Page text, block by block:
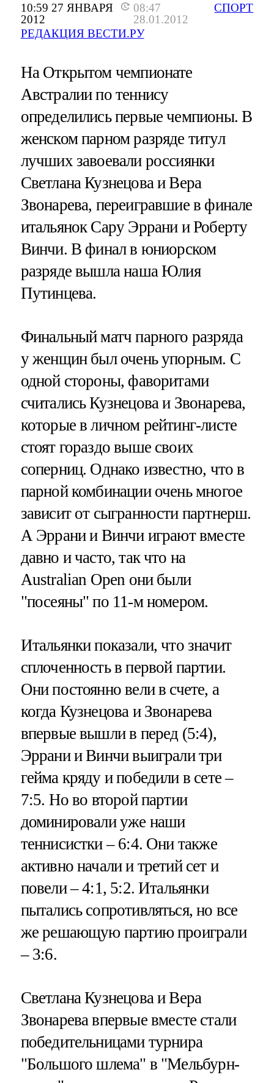
10:59 27 ЯНВАРЯ
2012
08:47
28.01.2012
РЕДАКЦИЯ ВЕСТИ.РУ
СПОРТ
На Открытом чемпионате
Австралии по теннису
определились первые чемпионы. В
женском парном разряде титул
лучших завоевали россиянки
Светлана Кузнецова и Вера
Звонарева, переигравшие в финале
итальянок Сару Эррани и Роберту
Винчи. В финал в юниорском
разряде вышла наша Юлия
Путинцева.
Финальный матч парного разряда
у женщин был очень упорным. С
одной стороны, фаворитами
считались Кузнецова и Звонарева,
которые в личном рейтинг-листе
стоят гораздо выше своих
соперниц. Однако известно, что в
парной комбинации очень многое
зависит от сыгранности партнерш.
А Эррани и Винчи играют вместе
давно и часто, так что на
Australian Open они были
"посеяны" по 11-м номером.
Итальянки показали, что значит
сплоченность в первой партии.
Они постоянно вели в счете, а
когда Кузнецова и Звонарева
впервые вышли в перед (5:4),
Эррани и Винчи выиграли три
гейма кряду и победили в сете –
7:5. Но во второй партии
доминировали уже наши
теннисистки – 6:4. Они также
активно начали и третий сет и
повели – 4:1, 5:2. Итальянки
пытались сопротивляться, но все
же решающую партию проиграли
– 3:6.
Светлана Кузнецова и Вера
Звонарева впервые вместе стали
победительницами турнира
"Большого шлема" в "Мельбурн-